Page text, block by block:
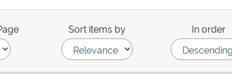
Sort items by In order